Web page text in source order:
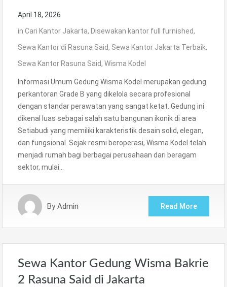
April 18, 2026
in Cari Kantor Jakarta, Disewakan kantor full furnished,
Sewa Kantor di Rasuna Said, Sewa Kantor Jakarta Terbaik,
Sewa Kantor Rasuna Said, Wisma Kodel
Informasi Umum Gedung Wisma Kodel merupakan gedung
perkantoran Grade B yang dikelola secara profesional
dengan standar perawatan yang sangat ketat. Gedung ini
dikenal luas sebagai salah satu bangunan ikonik di area
Setiabudi yang memiliki karakteristik desain solid, elegan,
dan fungsional. Sejak resmi beroperasi, Wisma Kodel telah
menjadi rumah bagi berbagai perusahaan dari beragam
sektor, mulai…
By Admin Read More
Sewa Kantor Gedung Wisma Bakrie
2 Rasuna Said di Jakarta